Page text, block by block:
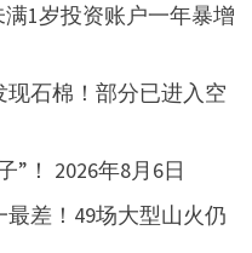
1岁投资账户一年暴增
石棉！部分已进入空
”！ 2026年8月6日
差！49场大型山火仍